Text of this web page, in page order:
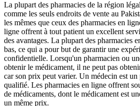
La plupart des pharmacies de la région
comme les seuls endroits de vente au
les mêmes que ceux des pharmacies en
ligne offrent à tout patient un excellent
des avantages. La plupart des pharmacies
bas, ce qui a pour but de garantir une
confidentielle. Lorsqu'un pharmacien ou
obtenir le médicament, il ne peut pas
car son prix peut varier. Un médecin est un
qualifié. Les pharmacies en ligne offrent
de médicaments, dont le médicament est
un même prix.